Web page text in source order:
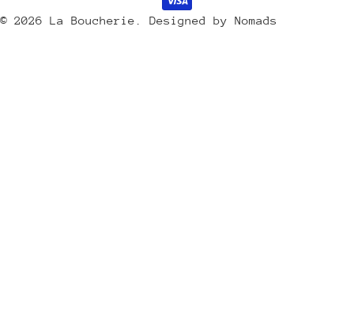
/
© 2026 La Boucherie Designed by Nomads
payement